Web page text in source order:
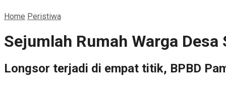
Home Peristiwa
Sejumlah Rumah Warga
Longsor terjadi di empat titik, BPBD